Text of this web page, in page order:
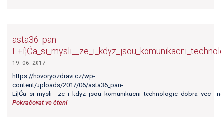
asta36_pan
19. 06. 2017
https://hovoryozdravi.cz/wp-
content/uploads/2017/06/asta36_pan-
Pokračovat ve čtení